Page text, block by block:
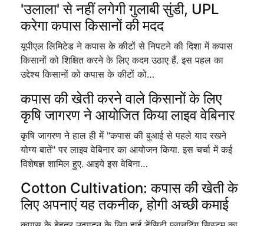
'उलाला' से नहीं लगेगी गुलाबी सुंडी, UPL
करेगा कपास किसानों की मदद
यूपीएल लिमिटेड ने कपास के कीटों से निपटने की दिशा में कपास
किसानों को शिक्षित करने के लिए कदम उठाए हैं. इस पहल का
उद्देश्य किसानों को कपास के कीटों को…
कपास की खेती करने वाले किसानों के लिए
कृषि जागरण ने आयोजित किया लाइव वेबिनार
कृषि जागरण ने हाल ही में "कपास की बुआई से पहले याद रखने
योग्य बातें" पर लाइव वेबिनार का आयोजन किया. इस चर्चा में कई
विशेषज्ञ शामिल हुए. आइये इस वेबिना…
Cotton Cultivation: कपास की खेती के
लिए अपनाएं यह तकनीक, होगी अच्छी कमाई